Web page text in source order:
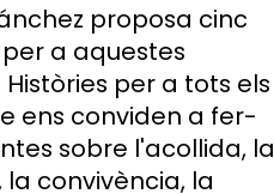
proposa cinc
per a aquestes
per a tots els
ens conviden a fer-
sobre l'acollida, la
la convivència, la